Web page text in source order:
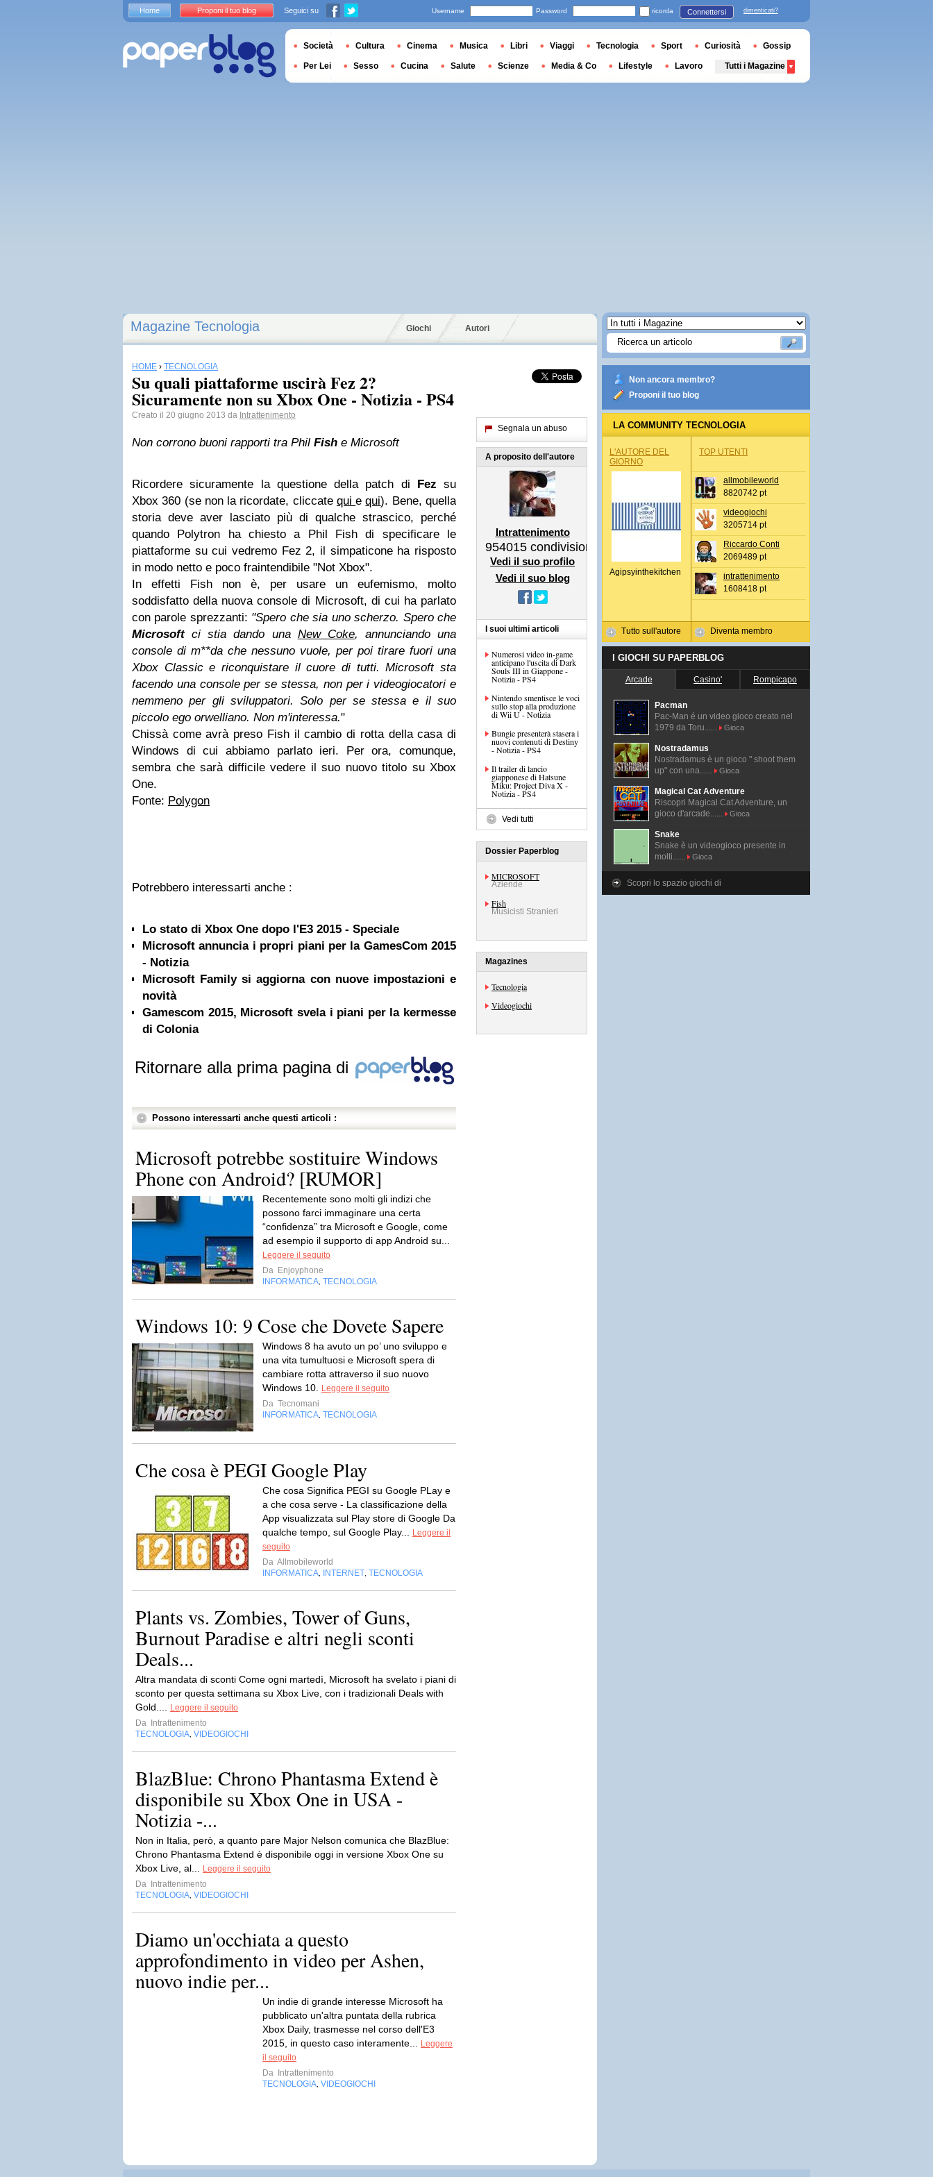
Magazine Tecnologia Giochi Autori
HOME › TECNOLOGIA
Su quali piattaforme uscirà Fez 2?
Sicuramente non su Xbox One - Notizia - PS4
Creato il 20 giugno 2013 da Intrattenimento
Non corrono buoni rapporti tra Phil Fish e Microsoft
Ricordere sicuramente la questione della patch di Fez su
Xbox 360 (se non la ricordate, cliccate quiequi). Bene, quella
storia deve aver lasciato più di qualche strascico, perché
quando Polytron ha chiesto a Phil Fish di specificare le
piattaforme su cui vedremo Fez 2, il simpaticone ha risposto
in modo netto e poco fraintendibile "Not Xbox".
In effetti Fish non è, per usare un eufemismo, molto
soddisfatto della nuova console di Microsoft, di cui ha parlato
con parole sprezzanti: "Spero che sia uno scherzo. Spero che
Microsoftci stia dando una New Coke, annunciando una
console di m**da che nessuno vuole, per poi tirare fuori una
Xbox Classic e riconquistare il cuore di tutti. Microsoft sta
facendo una console per se stessa, non per i videogiocatori e
nemmeno per gli sviluppatori. Solo per se stessa e il suo
piccolo ego orwelliano. Non m'interessa."
Chissà come avrà preso Fish il cambio di rotta della casa di
Windows di cui abbiamo parlato ieri. Per ora, comunque,
sembra che sarà difficile vedere il suo nuovo titolo su Xbox
One.
Fonte: Polygon
Potrebbero interessarti anche :
Lo stato di Xbox One dopo l'E3 2015 - Speciale
Microsoft annuncia i propri piani per la GamesCom 2015
- Notizia
Microsoft Family si aggiorna con nuove impostazioni e
novità
Gamescom 2015, Microsoft svela i piani per la kermesse
di Colonia
Ritornare alla prima pagina di
Possono interessarti anche questi articoli :
Microsoft potrebbe sostituire Windows
Phone con Android? [RUMOR]
Recentemente sono molti gli indizi che
possono farci immaginare una certa
“confidenza” tra Microsoft e Google, come
ad esempio il supporto di app Android su...
Leggere il seguito
Da Enjoyphone
INFORMATICA TECNOLOGIA
Windows 10: 9 Cose che Dovete Sapere
Windows 8 ha avuto un po’ uno sviluppo e
una vita tumultuosi e Microsoft spera di
cambiare rotta attraverso il suo nuovo
Windows 10.
Leggere il seguito
Da Tecnomani
INFORMATICA TECNOLOGIA
Che cosa è PEGI Google Play
Che cosa Significa PEGI su Google PLay e
a che cosa serve - La classificazione della
App visualizzata sul Play store di Google Da
qualche tempo, sul Google Play...
Leggere il
seguito
Da Allmobileworld
INFORMATICA
INTERNET TECNOLOGIA
Plants vs. Zombies, Tower of Guns,
Burnout Paradise e altri negli sconti
Deals...
Altra mandata di sconti Come ogni martedì, Microsoft ha svelato i piani di
sconto per questa settimana su Xbox Live, con i tradizionali Deals with
Gold....
Leggere il seguito
Da
Intrattenimento
TECNOLOGIA VIDEOGIOCHI
BlazBlue: Chrono Phantasma Extend è
disponibile su Xbox One in USA -
Notizia -...
Non in Italia, però, a quanto pare Major Nelson comunica che BlazBlue:
Chrono Phantasma Extend è disponibile oggi in versione Xbox One su
Xbox Live, al...
Leggere il seguito
Da
Intrattenimento
TECNOLOGIA VIDEOGIOCHI
Diamo un'occhiata a questo
approfondimento in video per Ashen,
nuovo indie per...
Un indie di grande interesse Microsoft ha
pubblicato un'altra puntata della rubrica
Xbox Daily, trasmesse nel corso dell'E3
2015, in questo caso interamente...
Leggere
il seguito
Da
Intrattenimento
TECNOLOGIA VIDEOGIOCHI
Segnala un abuso
A proposito dell'autore
Intrattenimento
954015 condivisioni
Vedi il suo profilo
Vedi il suo blog
I suoi ultimi articoli
Numerosi video in-game
anticipano l'uscita di Dark
Souls III in Giappone -
Notizia - PS4
Nintendo smentisce le voci
sullo stop alla produzione
di Wii U - Notizia
Bungie presenterà stasera i
nuovi contenuti di Destiny
- Notizia - PS4
Il trailer di lancio
giapponese di Hatsune
Miku: Project Diva X -
Notizia - PS4
Vedi tutti
Dossier Paperblog
MICROSOFT
Aziende
Fish
Musicisti Stranieri
Magazines
Tecnologia
Videogiochi
Non ancora membro?
Proponi il tuo blog
LA COMMUNITY TECNOLOGIA
L'AUTORE DEL
GIORNO
Agipsyinthekitchen
Tutto sull'autore
TOP UTENTI
allmobileworld
8820742 pt
videogiochi
3205714 pt
Riccardo Conti
2069489 pt
intrattenimento
1608418 pt
Diventa membro
I GIOCHI SU PAPERBLOG
Arcade Casino' Rompicapo
Pacman
Pac-Man é un video gioco creato nel
1979 da Toru......
Gioca
Nostradamus
Nostradamus è un gioco " shoot them
up" con una......
Gioca
Magical Cat Adventure
Riscopri Magical Cat Adventure, un
gioco d'arcade......
Gioca
Snake
Snake è un videogioco presente in
molti......
Gioca
Scopri lo spazio giochi di
Home Proponi il tuo blog Seguici su Username Password ricorda Connettersi dimenticati?
Società Cultura Cinema Musica Libri Viaggi Tecnologia Sport Curiosità Gossip
Per Lei Sesso Cucina Salute Scienze Media & Co Lifestyle Lavoro Tutti i Magazine